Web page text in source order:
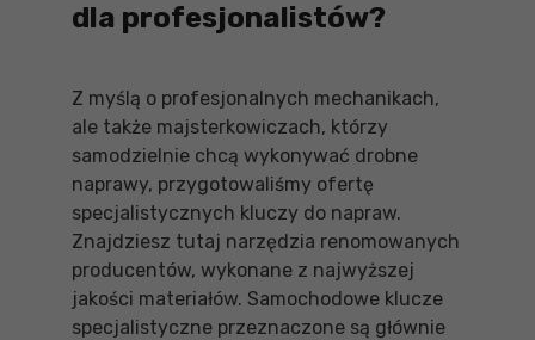
dla profesjonalistów?
Z myślą o profesjonalnych mechanikach,
ale także majsterkowiczach, którzy
samodzielnie chcą wykonywać drobne
naprawy, przygotowaliśmy ofertę
specjalistycznych kluczy do napraw.
Znajdziesz tutaj narzędzia renomowanych
producentów, wykonane z najwyższej
jakości materiałów. Samochodowe klucze
specjalistyczne przeznaczone są głównie